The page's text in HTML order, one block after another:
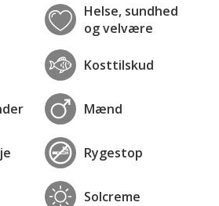
Helse, sundhed
og velvære
Kosttilskud
Mænd
Rygestop
Solcreme